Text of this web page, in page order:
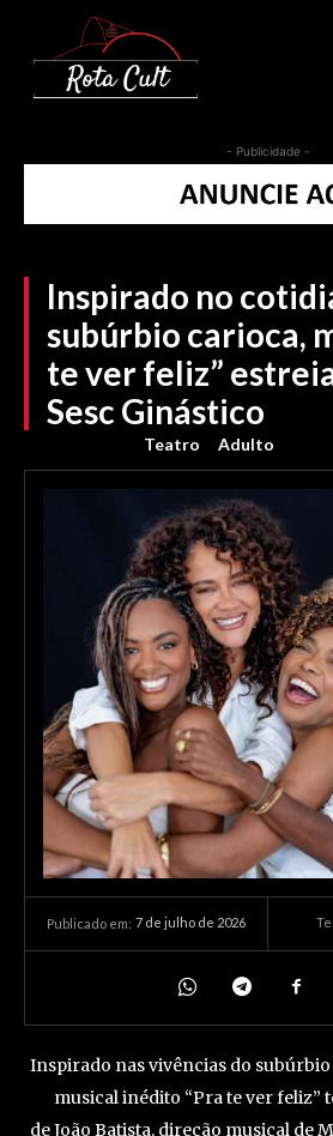
- Publicidade -
Inspirado no
subúrbio carioca,
te ver feliz”
Sesc Ginástico
Teatro Adulto
Publicado em: 7 de julho de 2026
Inspirado nas vivências do
musical inédito “Pra te ver feliz”
de João Batista, direção musical de